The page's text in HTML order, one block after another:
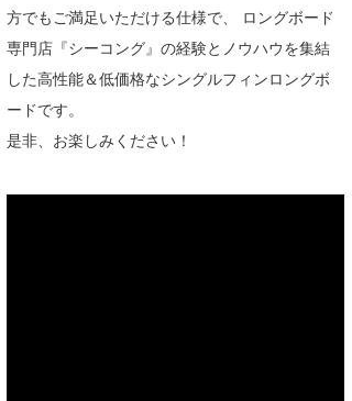
方でもご満足いただける仕様で、 ロングボード
専門店『シーコング』の経験とノウハウを集結
した高性能＆低価格なシングルフィンロングボ
ードです。
是非、お楽しみください！